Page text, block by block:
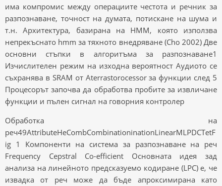
има компромис между операциите честота и речник за
разпознаване, точност на думата, потискане на шума и
т.н. Архитектура, базирана на HMM, която използва
непрекъснато hmm за тяхното внедряване (Cho 2002) Две
основни стъпки в алгоритъма за разпознаване1
Изчислителен режим на изходна вероятност Аудиото се
съхранява в SRAM от Aterrastorocessor за функции след 5
Процесорът започва да обработва пробите за извличане
функции и пълен сигнал на говорния контролер
Обработка на
реч49AttributeHeCombCombinationinationLinearMLPDCTetF
ig 1 Компоненти на система за разпознаване на реч
Frequency Cepstral Co-efficient Основната идея зад
анализа на линейното предсказуемо кодиране (LPC) е, че
извадка от реч може да бъде апроксимирана като